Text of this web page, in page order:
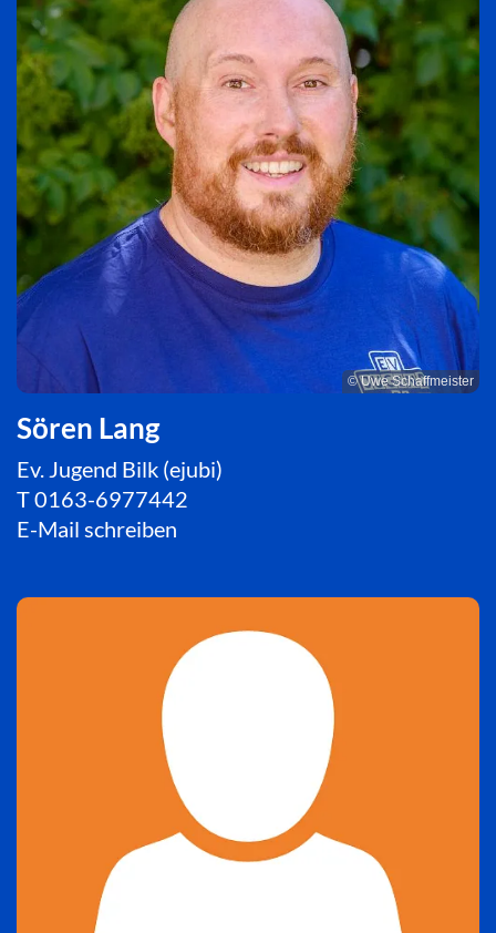
© Uwe Schaffmeister
Sören Lang
Ev. Jugend Bilk (ejubi)
T0163-6977442
E-Mail schreiben